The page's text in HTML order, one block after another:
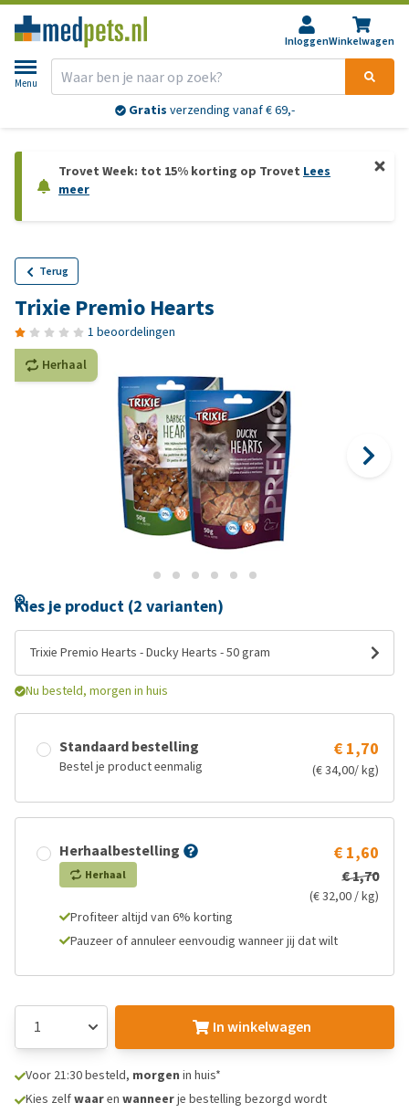
InloggenWinkelwagen
Menu
Gratis verzending vanaf € 69,-
Trovet Week: tot 15% korting op Trovet Lees
meer
Terug
Trixie Premio Hearts
1 beoordelingen
Herhaal
Kies je product (2 varianten)
Trixie Premio Hearts - Ducky Hearts - 50 gram
Nu besteld, morgen in huis
Standaard bestelling
Bestel je product eenmalig
€ 1,70
(€ 34,00/ kg)
Herhaalbestelling
Herhaal
€ 1,60
€ 1,70
(€ 32,00 / kg)
Profiteer altijd van 6% korting
Pauzeer of annuleer eenvoudig wanneer jij dat wilt
In winkelwagen
Voor 21:30 besteld, morgen in huis*
Kies zelfwaaren wanneerje bestelling bezorgd wordt